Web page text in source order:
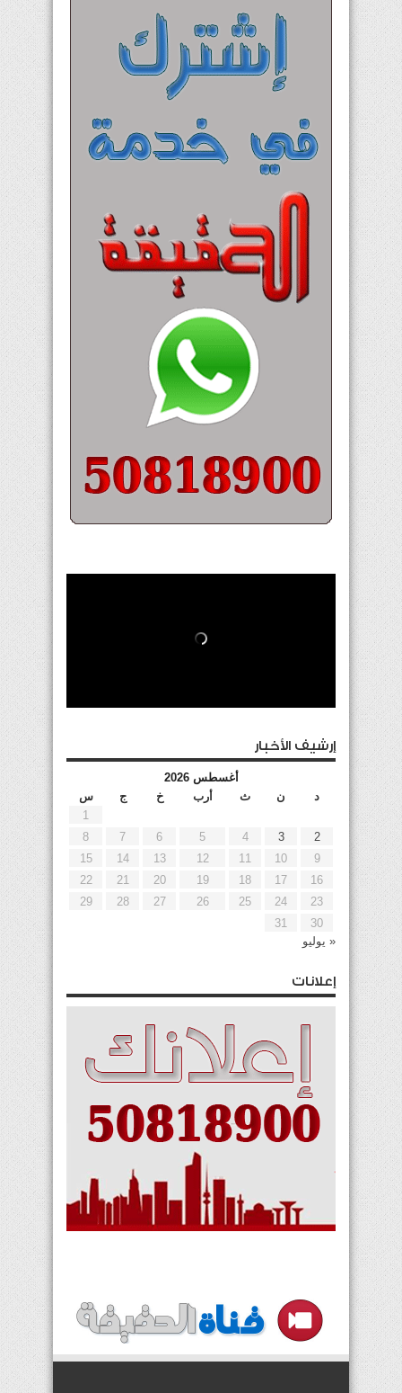
إرشيف الأخبار
أغسطس 2026
د
ن ث أرب خ ج
س
1
2
3
4
5
6
7
8
9
10
11
12
13
14
15
16
17
18
19
20
21
22
23
24
25
26
27
28
29
30
31
« يوليو
إعلانات